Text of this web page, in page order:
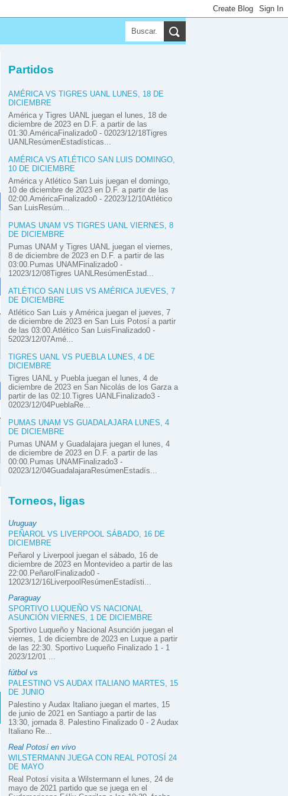
Partidos
AMÉRICA VS TIGRES UANL LUNES, 18 DE
DICIEMBRE
América y Tigres UANL juegan el lunes, 18 de
diciembre de 2023 en D.F. a partir de las
01:30.AméricaFinalizado0 - 02023/12/18Tigres
UANLResúmenEstadísticas...
AMÉRICA VS ATLÉTICO SAN LUIS DOMINGO,
10 DE DICIEMBRE
América y Atlético San Luis juegan el domingo,
10 de diciembre de 2023 en D.F. a partir de las
02:00.AméricaFinalizado0 - 22023/12/10Atlético
San LuisResúm...
PUMAS UNAM VS TIGRES UANL VIERNES, 8
DE DICIEMBRE
Pumas UNAM y Tigres UANL juegan el viernes,
8 de diciembre de 2023 en D.F. a partir de las
03:00.Pumas UNAMFinalizado0 -
12023/12/08Tigres UANLResúmenEstad...
ATLÉTICO SAN LUIS VS AMÉRICA JUEVES, 7
DE DICIEMBRE
Atlético San Luis y América juegan el jueves, 7
de diciembre de 2023 en San Luis Potosí a partir
de las 03:00.Atlético San LuisFinalizado0 -
52023/12/07Amé...
TIGRES UANL VS PUEBLA LUNES, 4 DE
DICIEMBRE
Tigres UANL y Puebla juegan el lunes, 4 de
diciembre de 2023 en San Nicolás de los Garza a
partir de las 02:10.Tigres UANLFinalizado3 -
02023/12/04PueblaRe...
PUMAS UNAM VS GUADALAJARA LUNES, 4
DE DICIEMBRE
Pumas UNAM y Guadalajara juegan el lunes, 4
de diciembre de 2023 en D.F. a partir de las
00:00.Pumas UNAMFinalizado3 -
02023/12/04GuadalajaraResúmenEstadís...
Torneos, ligas
Uruguay
PEÑAROL VS LIVERPOOL SÁBADO, 16 DE
DICIEMBRE
Peñarol y Liverpool juegan el sábado, 16 de
diciembre de 2023 en Montevideo a partir de las
22:00.PeñarolFinalizado0 -
12023/12/16LiverpoolResúmenEstadísti...
Paraguay
SPORTIVO LUQUEÑO VS NACIONAL
ASUNCIÓN VIERNES, 1 DE DICIEMBRE
Sportivo Luqueño y Nacional Asunción juegan el
viernes, 1 de diciembre de 2023 en Luque a partir
de las 22:30. Sportivo Luqueño Finalizado 1 - 1
2023/12/01 ...
fútbol vs
PALESTINO VS AUDAX ITALIANO MARTES, 15
DE JUNIO
Palestino y Audax Italiano juegan el martes, 15
de junio de 2021 en Santiago a partir de las
13:30, jornada 8. Palestino Finalizado 0 - 2 Audax
Italiano Re...
Real Potosí en vivo
WILSTERMANN JUEGA CON REAL POTOSÍ 24
DE MAYO
Real Potosí visita a Wilstermann el lunes, 24 de
mayo de 2021 partido que se juega en el
▼
▼